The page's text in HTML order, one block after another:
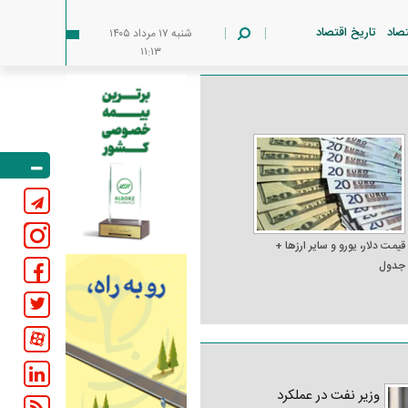
تاریخ اقتصاد
شنبه ۱۷ مرداد ۱۴۰۵
۱۱:۱۳
قیمت دلار، یورو و سایر ارز‌ها +
جدول
وزیر نفت در عملکرد